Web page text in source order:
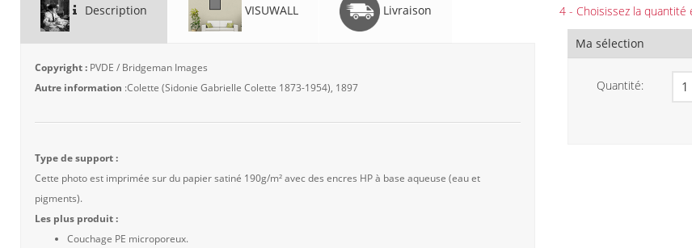
Description VISUWALL Livraison
Copyright : PVDE / Bridgeman Images
Autre information :Colette (Sidonie Gabrielle Colette 1873-1954), 1897
Type de support :
Cette photo est imprimée sur du papier satiné 190g/m² avec des encres HP à base aqueuse (eau et
pigments).
Les plus produit :
Couchage PE microporeux.
4 - Choisissez la quantité
Ma sélection
Quantité: